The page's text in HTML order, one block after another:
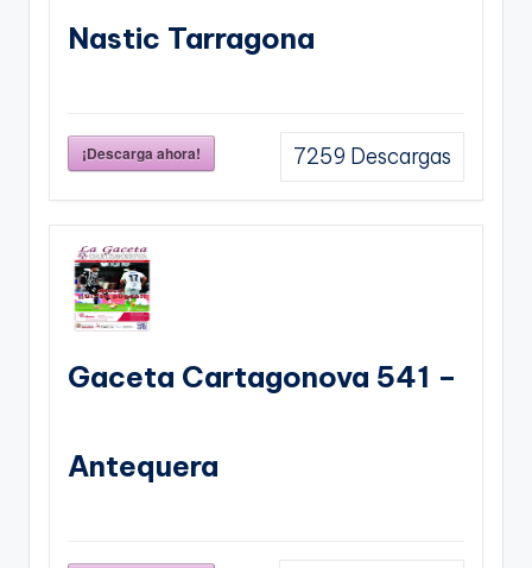
Nastic Tarragona
¡Descarga ahora! 7259 Descargas
Gaceta Cartagonova 541 –
Antequera